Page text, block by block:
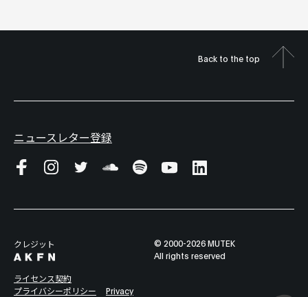
Back to the top
ニュースレター登録
クレジット
© 2000-2026 MUTEK
All rights reserved
ライセンス契約
プライバシーポリシー
Privacy